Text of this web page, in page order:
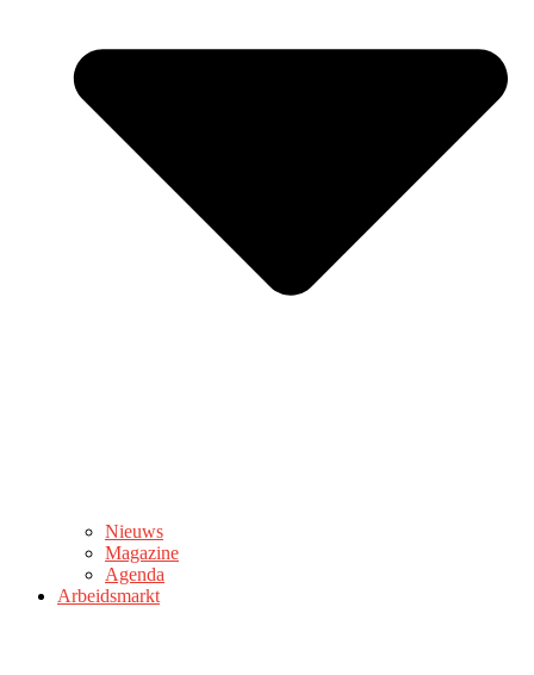
Nieuws
Magazine
Agenda
Arbeidsmarkt